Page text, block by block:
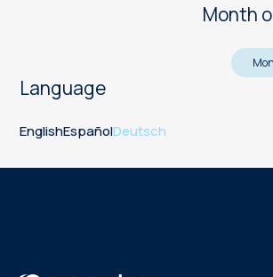
Month
Language
EnglishEspañolDeutsch